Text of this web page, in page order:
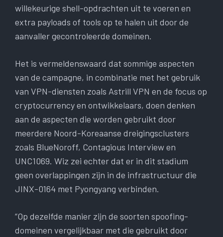
willekeurige shell-opdrachten uit te voeren en
extra payloads of tools op te halen uit door de
aanvaller gecontroleerde domeinen.
Het is vermeldenswaard dat sommige aspecten
van de campagne, in combinatie met het gebruik
van VPN-diensten zoals Astrill VPN en de focus op
cryptocurrency en ontwikkelaars, doen denken
aan de aspecten die worden gebruikt door
meerdere Noord-Koreaanse dreigingsclusters
zoals BlueNoroff, Contagious Interview en
UNC1069. Wiz zei echter dat er in dit stadium
geen overlappingen zijn in de infrastructuur die
JINX-0164 met Pyongyang verbinden.
“Op dezelfde manier zijn de soorten spoofing-
domeinen vergelijkbaar met die gebruikt door